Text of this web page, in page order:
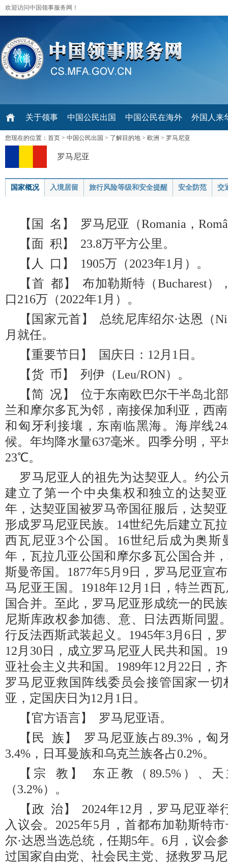
欢迎访问中国领事服务网！
关于领事 中国公民出国 中国公民在海外 外国人来
您现在的位置： 首页 > 中国公民出国 > 了解目的地 > 欧洲 > 罗马尼亚
罗马尼亚
国家概况 入境居留 旅行风险等级和安全提醒 安全防范 交
【国 名】 罗马尼亚（Romania，
【面 积】 23.8万平方公里。
【人 口】 1905万（2023年1月）。
【首 都】 布加勒斯特（Bucharest）
口216万（2022年1月）。
【国家元首】 总统尼库绍尔·达恩（
月就任。
【重要节日】 国庆日：12月1日。
【货 币】 列伊（Leu/RON）。
【简 况】 位于东南欧巴尔干半岛北
兰和摩尔多瓦为邻，南接保加利亚，西
和匈牙利接壤，东南临黑海。海岸线
候。年均降水量637毫米。四季分明，
23℃。
罗马尼亚人的祖先为达契亚人。约公
建立了第一个中央集权和独立的达契
年，达契亚国被罗马帝国征服后，达契
形成罗马尼亚民族。14世纪先后建立瓦
西瓦尼亚3个公国。16世纪后成为奥斯
年，瓦拉几亚公国和摩尔多瓦公国合并
斯曼帝国。1877年5月9日，罗马尼亚宣
马尼亚王国。1918年12月1日，特兰西
国合并。至此，罗马尼亚形成统一的民
尼斯库政权参加德、意、日法西斯同盟
行反法西斯武装起义。1945年3月6日，
12月30日，成立罗马尼亚人民共和国。
亚社会主义共和国。1989年12月22日，
罗马尼亚救国阵线委员会接管国家一
亚，定国庆日为12月1日。
【官方语言】 罗马尼亚语。
【民 族】 罗马尼亚族占89.3%，匈
3.4%，日耳曼族和乌克兰族各占0.2%。
【宗 教】 东正教（89.5%）、
（3.2%）。
【政 治】 2024年12月，罗马尼亚举
入议会。2025年5月，首都布加勒斯特
尔·达恩当选总统，任期5年。6月，议会
过国家自由党、社会民主党、拯救罗马